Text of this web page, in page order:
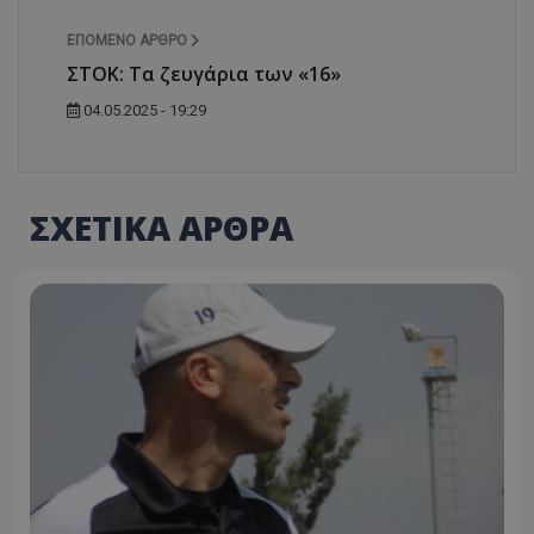
ΕΠΌΜΕΝΟ ΆΡΘΡΟ
ΣΤΟΚ: Tα ζευγάρια των «16»
04.05.2025 - 19:29
ΣΧΕΤΙΚΑ ΑΡΘΡΑ